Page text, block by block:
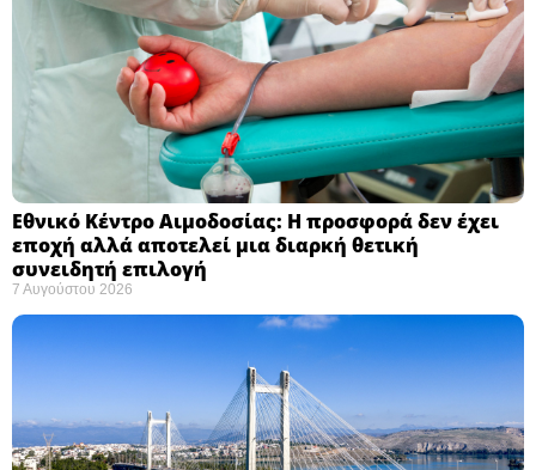
Εθνικό Κέντρο Αιμοδοσίας: H προσφορά δεν έχει
εποχή αλλά αποτελεί μια διαρκή θετική
συνειδητή επιλογή ​
7 Αυγούστου 2026